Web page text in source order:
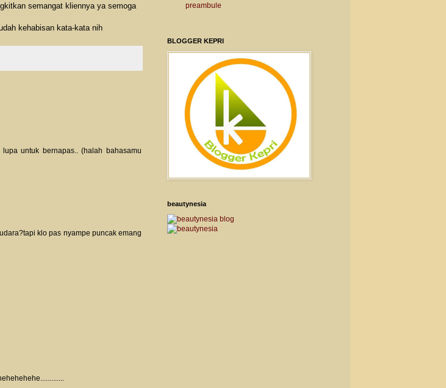
semangat kliennya ya semoga
kehabisan kata-kata nih
untuk bernapas.. (halah bahasamu
klo pas nyampe puncak emang
preambule
BLOGGER KEPRI
beautynesia